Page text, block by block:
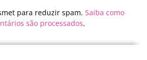
para reduzir spam. Saiba como
são processados.